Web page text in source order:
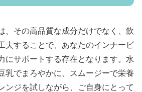
、その高品質な成分だけでなく、飲
夫することで、あなたのインナービ
にサポートする存在となります。水
乳でまろやかに、スムージーで栄養
ンジを試しながら、ご自身にとって